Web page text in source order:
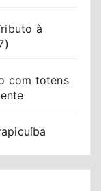
à
com totens